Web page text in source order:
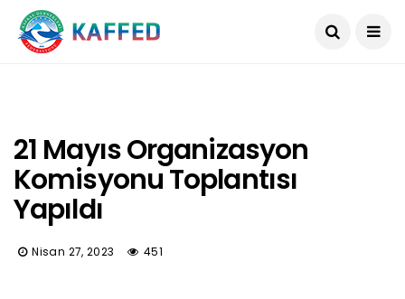
21 Mayıs Organizasyon
Komisyonu Toplantısı
Yapıldı
Nisan 27, 2023 451